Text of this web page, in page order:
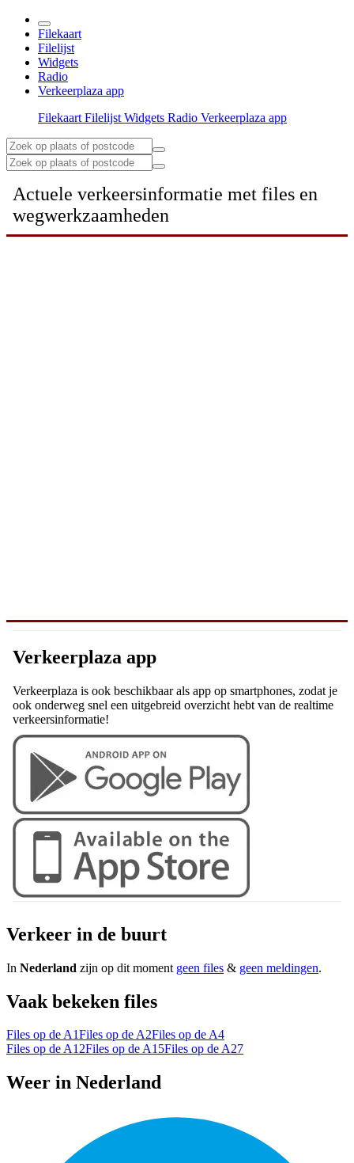
Filekaart
Filelijst
Widgets
Radio
Verkeerplaza app
Filekaart Filelijst Widgets Radio Verkeerplaza app
Actuele verkeersinformatie met files en
wegwerkzaamheden
Verkeerplaza app
Verkeerplaza is ook beschikbaar als app op smartphones, zodat je
ook onderweg snel een uitgebreid overzicht hebt van de realtime
verkeersinformatie!
Verkeer in de buurt
In Nederland zijn op dit moment geen files & geen meldingen.
Vaak bekeken files
Files op de A1Files op de A2Files op de A4
Files op de A12Files op de A15Files op de A27
Weer in Nederland